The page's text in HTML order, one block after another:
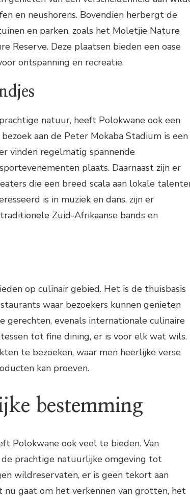
en neushorens. Bovendien herbergt de
en parken, zoals het Moletjie Nature
Reserve. Deze plaatsen bieden een oase
ontspanning en recreatie.
natuur, heeft Polokwane ook een
aan de Peter Mokaba Stadium is een
vinden regelmatig spannende
plaats. Daarnaast zijn er
die een breed scala aan lokale
is in muziek en dans, zijn er
Zuid-Afrikaanse bands en
op culinair gebied. Het is de thuisbasis
waar bezoekers kunnen genieten
gerechten, evenals internationale culinaire
tot fine dining, er is voor elk wat wils.
te bezoeken, waar men heerlijke verse
kan proeven.
bestemming
Polokwane ook veel te bieden. Van
prachtige natuurlijke omgeving tot
wildreservaten, er is geen tekort aan
gaat om het verkennen van grotten, het